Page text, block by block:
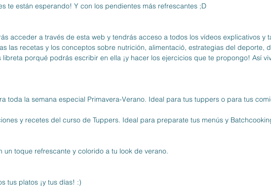
te están esperando! Y con los pendientes más refrescantes ;D
acceder a través de esta web y tendrás acceso a todos los vídeos explicativos y
las recetas y los conceptos sobre nutrición, alimentació, estrategias del deporte,
porqué podrás escribir en ella ¡y hacer los ejercicios que te propongo! Así
toda la semana especial Primavera-Verano. Ideal para tus tuppers o para tus
y recetes del curso de Tuppers. Ideal para preparate tus menús y
toque refrescante y colorido a tu look de verano.
tus platos ¡y tus días! :)